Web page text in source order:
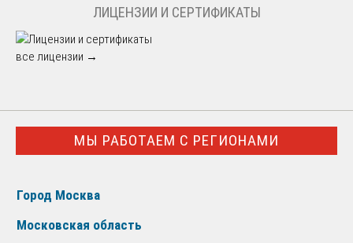
ЛИЦЕНЗИИ И СЕРТИФИКАТЫ
все лицензии →
МЫ РАБОТАЕМ С РЕГИОНАМИ
Город Москва
Московская область